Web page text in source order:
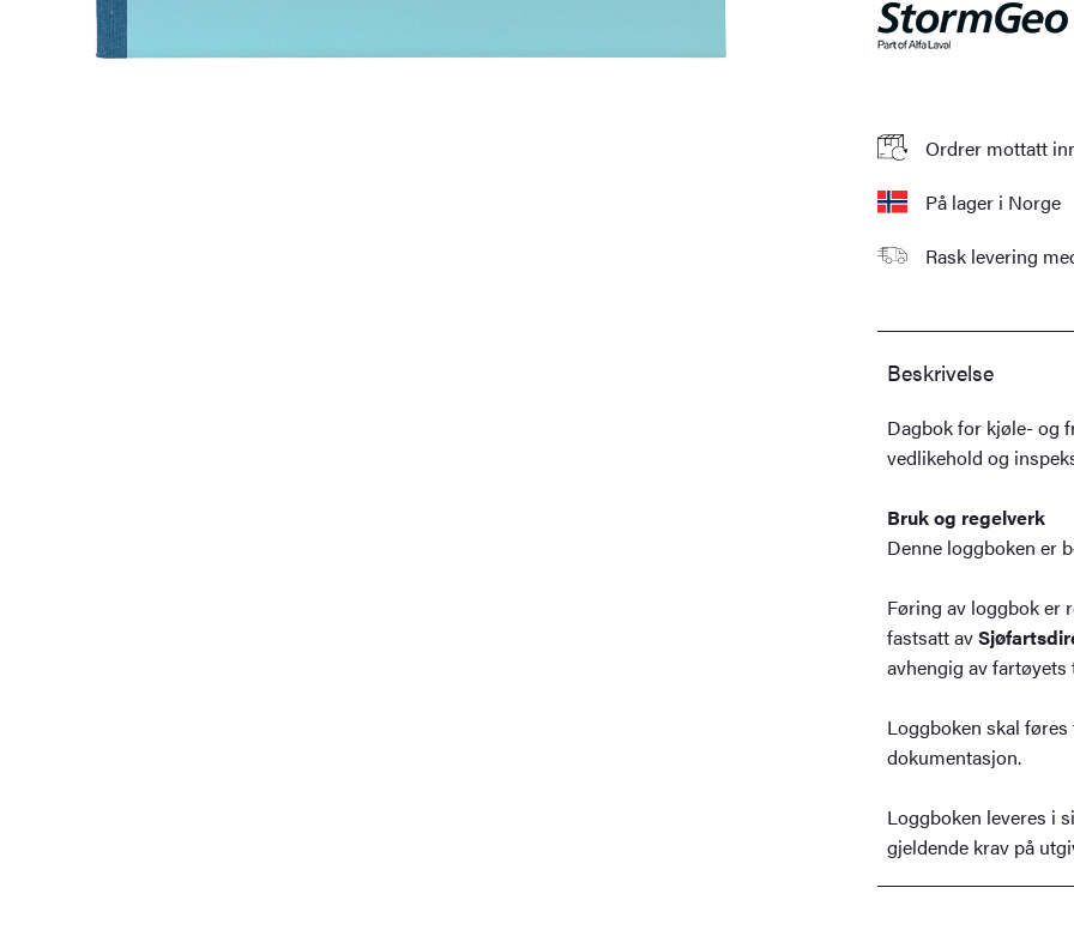
Ordrer mottatt
På lager i Norge
Rask levering
Beskrivelse
Dagbok for kjøle- og
vedlikehold og
Bruk og regelverk
Denne loggboken er
Føring av loggbok er
fastsatt av
avhengig av
Loggboken skal
dokumentasjon.
Loggboken leveres i
gjeldende krav på